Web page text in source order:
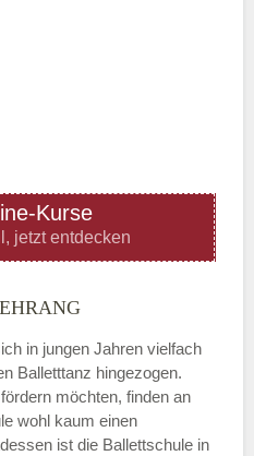
—
HINZUFÜGEN
Kurse
jetzt entdecken
in jungen Jahren vielfach
Balletttanz hingezogen.
möchten, finden an
wohl kaum einen
ist die Ballettschule in